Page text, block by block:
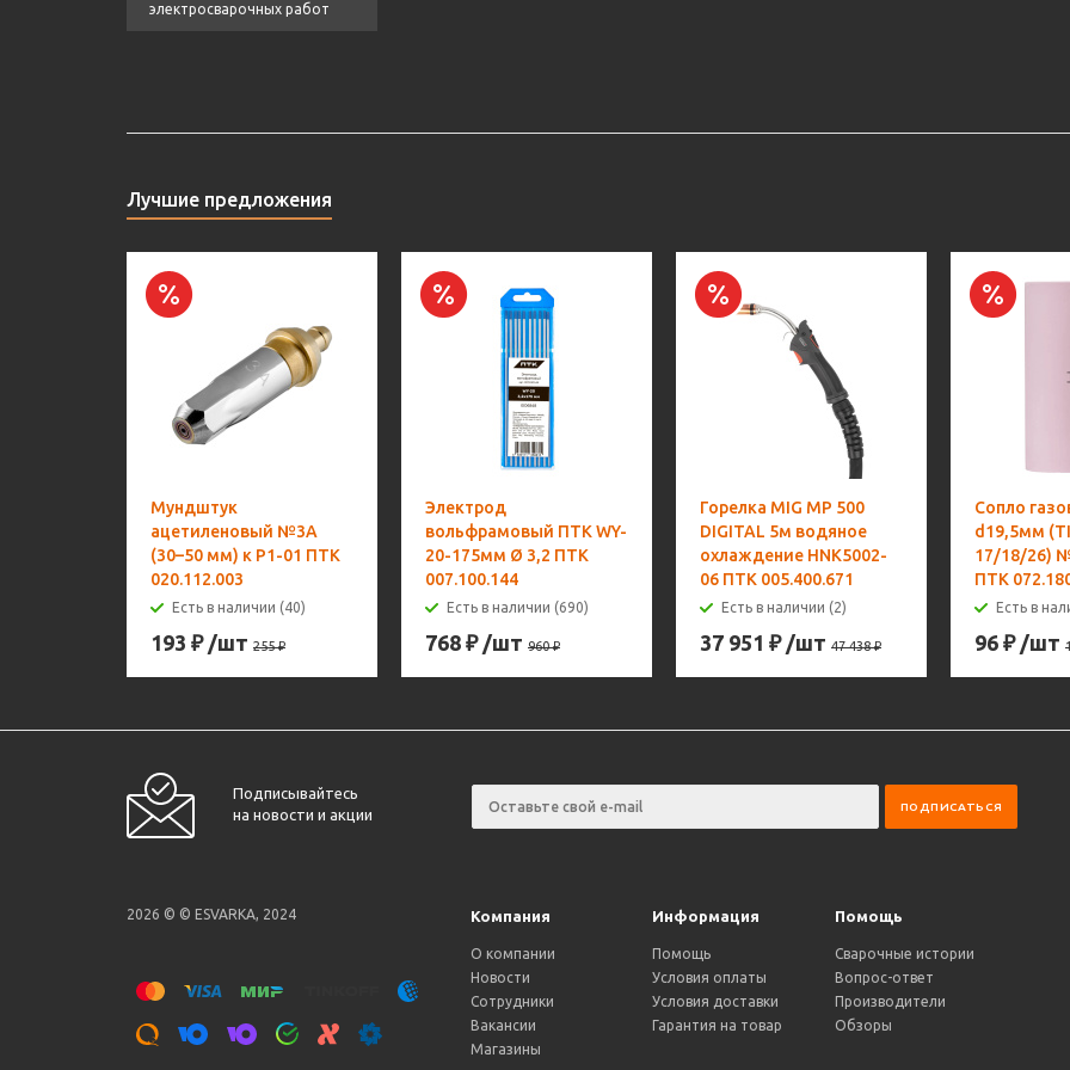
электросварочных работ
Лучшие предложения
Мундштук
ацетиленовый №3А
(30–50 мм) к Р1-01 ПТК
020.112.003
Есть в наличии (40)
193 ₽ /шт 255₽
Электрод
вольфрамовый ПТК WY-
20-175мм Ø 3,2 ПТК
007.100.144
Есть в наличии (690)
768 ₽ /шт 960₽
Горелка MIG MP 500
DIGITAL 5м водяное
охлаждение HNK5002-
06 ПТК 005.400.671
Есть в наличии (2)
37 951 ₽ /шт 47 438₽
Сопло
d19,5мм
17/18/26)
ПТК
Есть в
96 ₽ /шт
Подписывайтесь
на новости и акции
2026 © © ESVARKA, 2024 Компания Информация Помощь
О компании
Новости
Сотрудники
Вакансии
Магазины
Помощь
Условия оплаты
Условия доставки
Гарантия на товар
Сварочные истории
Вопрос-ответ
Производители
Обзоры